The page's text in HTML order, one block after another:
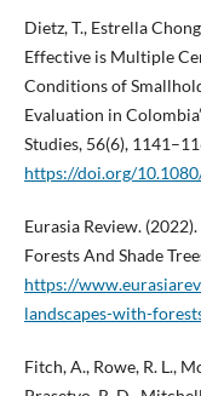
Dietz, T., Estrella
Effective is Multiple
Conditions of
Evaluation in
Studies, 56(6),
https://doi.org/
Eurasia Review.
Forests And Shade
https://
landscapes-with-
Fitch, A., Rowe, R. L.,